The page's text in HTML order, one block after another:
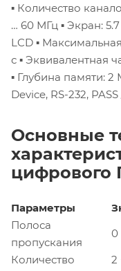
▪ Количество
… 60 МГц ▪ Экран:
LCD ▪
с ▪ Эквивалентная
▪ Глубина памяти: 2
Device, RS-232,
Основные
цифрового
Параметры
Полоса
пропускания
0
Количество
2